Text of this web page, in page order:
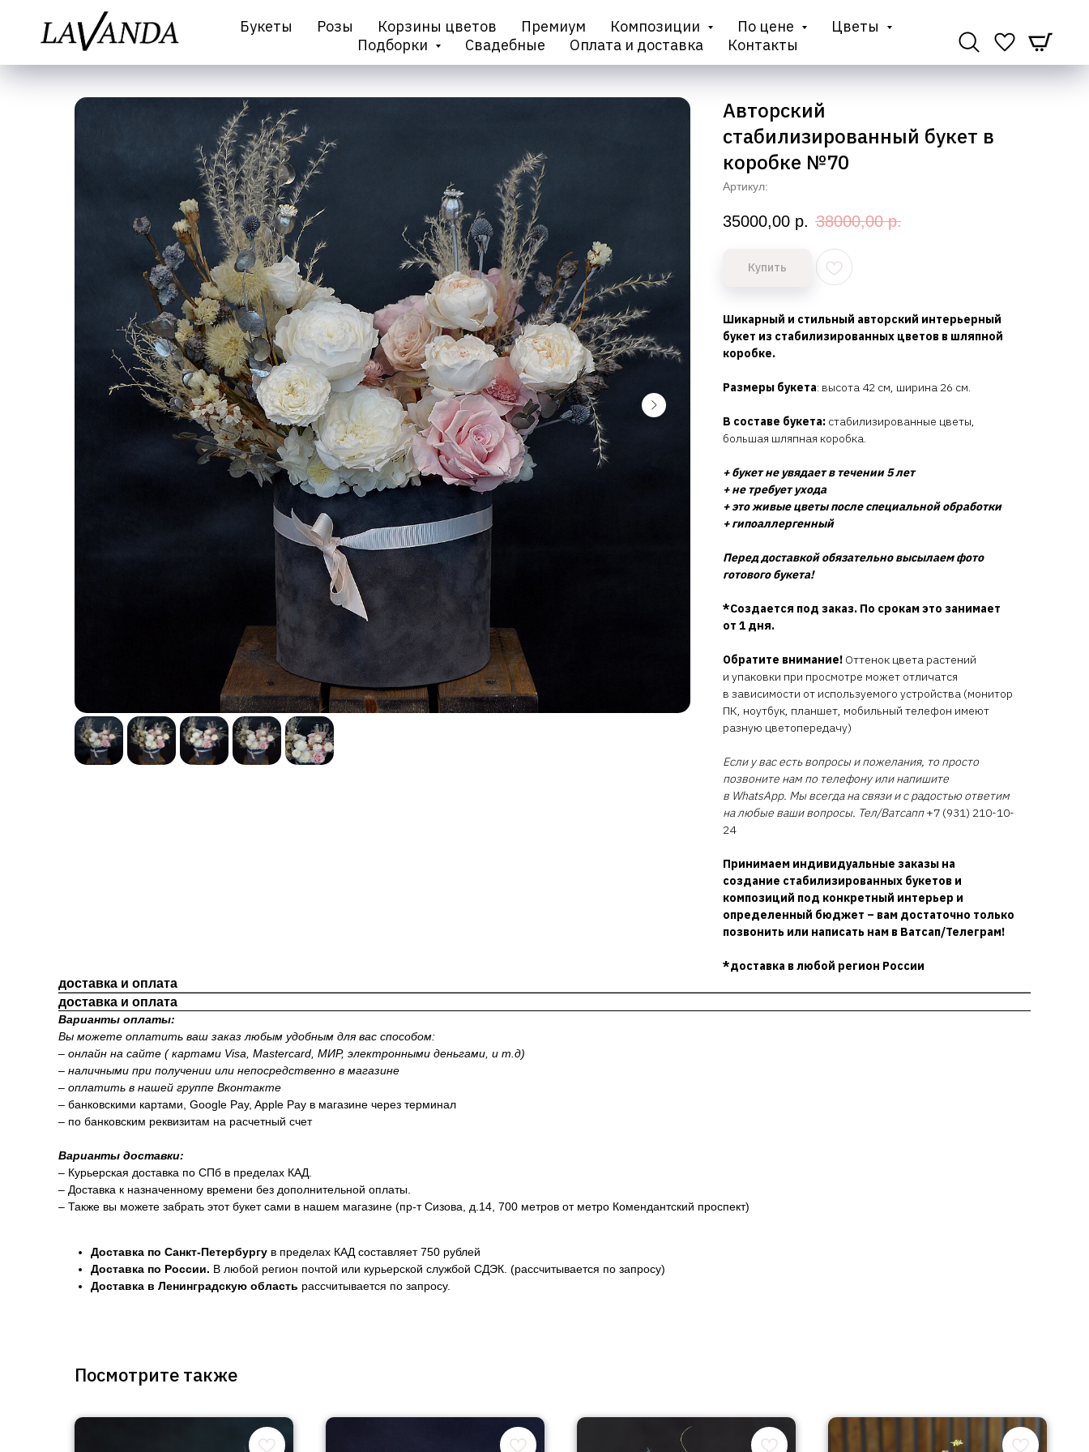
Букеты Розы Корзины цветов Премиум Композиции По цене
Цветы
Подборки
Свадебные Оплата и доставка Контакты
Авторский
стабилизированный букет в
коробке №70
Артикул:
35000,00 р. 38000,00 р.
Купить
Шикарный и стильный авторский интерьерный
букет из стабилизированных цветов в шляпной
коробке.
Размеры букета: высота 42 см, ширина 26 см.
В составе букета: стабилизированные цветы,
большая шляпная коробка.
+ букет не увядает в течении 5 лет
+ не требует ухода
+ это живые цветы после специальной обработки
+ гипоаллергенный
Перед доставкой обязательно высылаем фото
готового букета!
*Создается под заказ. По срокам это занимает
от 1 дня.
Обратите внимание! Оттенок цвета растений
и упаковки при просмотре может отличатся
в зависимости от используемого устройства (монитор
ПК, ноутбук, планшет, мобильный телефон имеют
разную цветопередачу)
Если у вас есть вопросы и пожелания, то просто
позвоните нам по телефону или напишите
в WhatsApp. Мы всегда на связи и с радостью ответим
на любые ваши вопросы. Тел/Ватсапп+7 (931) 210-10-
24
Принимаем индивидуальные заказы на
создание стабилизированных букетов и
композиций под конкретный интерьер и
определенный бюджет – вам достаточно только
позвонить или написать нам в Ватсап/Телеграм!
*доставка в любой регион России
доставка и оплата
доставка и оплата
Варианты оплаты:
Вы можете оплатить ваш заказ любым удобным для вас способом:
– онлайн на сайте ( картами Visa, Mastercard, МИР, электронными деньгами, и т.д)
– наличными при получении или непосредственно в магазине
– оплатить в нашей группе Вконтакте
– банковскими картами, Google Pay, Apple Pay в магазине через терминал
– по банковским реквизитам на расчетный счет
Варианты доставки:
– Курьерская доставка по СПб в пределах КАД.
– Доставка к назначенному времени без дополнительной оплаты.
– Также вы можете забрать этот букет сами в нашем магазине (пр-т Сизова, д.14, 700 метров от метро Комендантский проспект)
Доставка по Санкт-Петербургу в пределах КАД составляет 750 рублей
Доставка по России. В любой регион почтой или курьерской службой СДЭК. (рассчитывается по запросу)
Доставка в Ленинградскую область рассчитывается по запросу.
Посмотрите также